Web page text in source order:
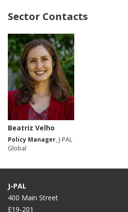
Sector Contacts
Beatriz Velho
Policy Manager, J-PAL
Global
J-PAL
400 Main Street
E19-201